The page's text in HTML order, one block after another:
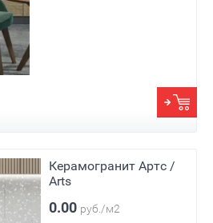
Керамогранит Артс /
Arts
0.00 руб./м2